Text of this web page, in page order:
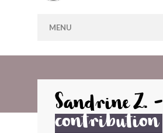
MENU
ARCHIVES
Sandrine Z. -
contribution